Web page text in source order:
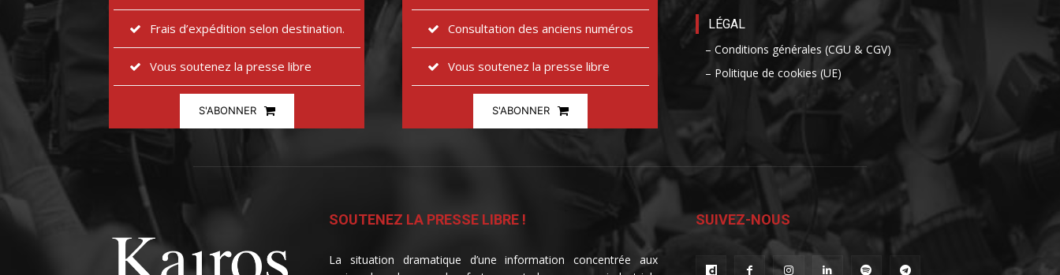
Frais d’expédition selon destination.
Vous soutenez la presse libre
S'ABONNER
Consultation des anciens numéros
Vous soutenez la presse libre
S'ABONNER
LÉGAL
– Conditions générales (CGU & CGV)
– Politique de cookies (UE)
SOUTENEZ LA PRESSE LIBRE !
La situation dramatique d’une information concentrée aux
SUIVEZ-NOUS